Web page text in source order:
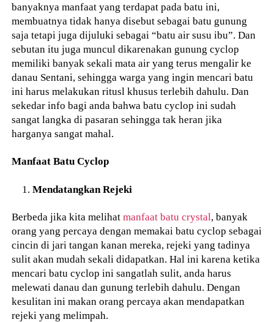
banyaknya manfaat yang terdapat pada batu ini,
membuatnya tidak hanya disebut sebagai batu gunung
saja tetapi juga dijuluki sebagai “batu air susu ibu”. Dan
sebutan itu juga muncul dikarenakan gunung cyclop
memiliki banyak sekali mata air yang terus mengalir ke
danau Sentani, sehingga warga yang ingin mencari batu
ini harus melakukan ritusl khusus terlebih dahulu. Dan
sekedar info bagi anda bahwa batu cyclop ini sudah
sangat langka di pasaran sehingga tak heran jika
harganya sangat mahal.
Manfaat Batu Cyclop
Mendatangkan Rejeki
Berbeda jika kita melihatmanfaat batu crystal, banyak
orang yang percaya dengan memakai batu cyclop sebagai
cincin di jari tangan kanan mereka, rejeki yang tadinya
sulit akan mudah sekali didapatkan. Hal ini karena ketika
mencari batu cyclop ini sangatlah sulit, anda harus
melewati danau dan gunung terlebih dahulu. Dengan
kesulitan ini makan orang percaya akan mendapatkan
rejeki yang melimpah.